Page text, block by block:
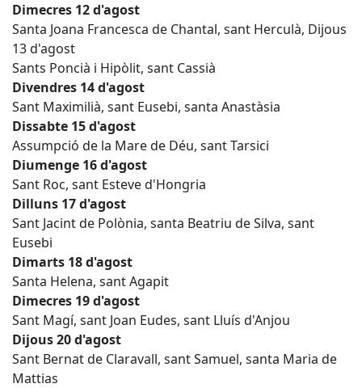
Dimecres 12 d'agost
Santa Joana Francesca de Chantal, sant Herculà, Dijous
13 d'agost
Sants Poncià i Hipòlit, sant Cassià
Divendres 14 d'agost
Sant Maximilià, sant Eusebi, santa Anastàsia
Dissabte 15 d'agost
Assumpció de la Mare de Déu, sant Tarsici
Diumenge 16 d'agost
Sant Roc, sant Esteve d'Hongria
Dilluns 17 d'agost
Sant Jacint de Polònia, santa Beatriu de Silva, sant
Eusebi
Dimarts 18 d'agost
Santa Helena, sant Agapit
Dimecres 19 d'agost
Sant Magí, sant Joan Eudes, sant Lluís d'Anjou
Dijous 20 d'agost
Sant Bernat de Claravall, sant Samuel, santa Maria de
Mattias